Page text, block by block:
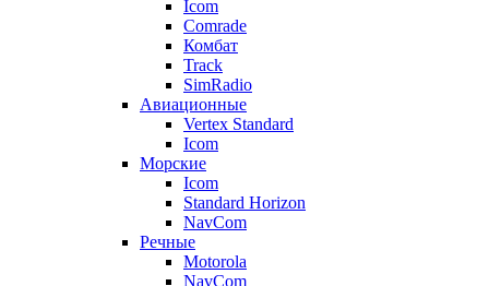
Icom
Comrade
Комбат
Track
SimRadio
Авиационные
Vertex Standard
Icom
Морские
Icom
Standard Horizon
NavCom
Речные
Motorola
NavCom